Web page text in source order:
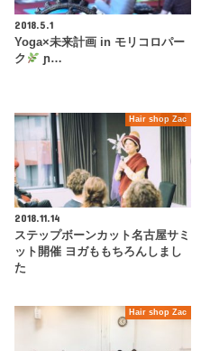
2018.5.1
Yoga×未来計画 in モリコロパー
ク
ɲ…
Hair shop Zac
2018.11.14
ステップボーンカット名古屋サミ
ット開催 ヨガももちろんしまし
た
Hair shop Zac